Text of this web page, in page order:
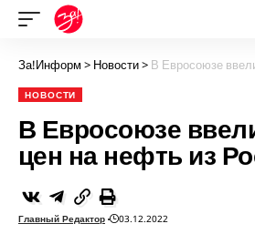
За!Информ > Новости> В Евросоюзе ввели
НОВОСТИ
В Евросоюзе
цен на нефть из
Главный Редактор 03.12.2022